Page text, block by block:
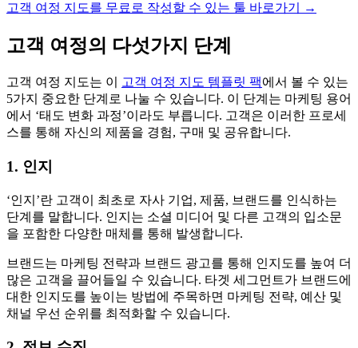
고객 여정 지도를 무료로 작성할 수 있는 툴 바로가기 →
고객 여정의 다섯가지 단계
고객 여정 지도는 이 고객 여정 지도 템플릿 팩에서 볼 수 있는
5가지 중요한 단계로 나눌 수 있습니다. 이 단계는 마케팅 용어
에서 ‘태도 변화 과정’이라도 부릅니다. 고객은 이러한 프로세
스를 통해 자신의 제품을 경험, 구매 및 공유합니다.
1. 인지
‘인지’란 고객이 최초로 자사 기업, 제품, 브랜드를 인식하는
단계를 말합니다. 인지는 소셜 미디어 및 다른 고객의 입소문
을 포함한 다양한 매체를 통해 발생합니다.
브랜드는 마케팅 전략과 브랜드 광고를 통해 인지도를 높여 더
많은 고객을 끌어들일 수 있습니다. 타겟 세그먼트가 브랜드에
대한 인지도를 높이는 방법에 주목하면 마케팅 전략, 예산 및
채널 우선 순위를 최적화할 수 있습니다.